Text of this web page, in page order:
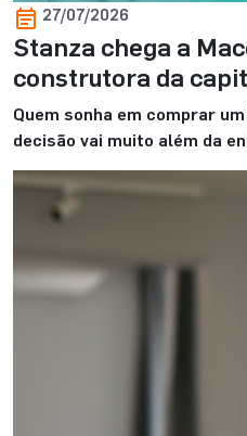
27/07/2026
Stanza chega a
construtora da
Quem sonha em comprar
decisão vai muito além da
ela marca o começo de
esse momento com mais
construtora de confiança
inicia sua […]